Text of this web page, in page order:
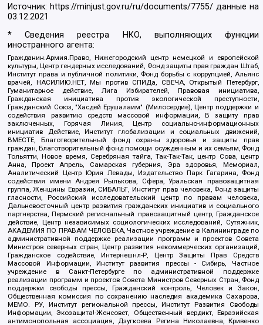
Источник: https://minjust.gov.ru/ru/documents/7755/ данные на
03.12.2021
* Сведения реестра НКО, выполняющих функции
иностранного агента:
Гражданин.Армия.Право, Нижегородский центр немецкой и европейской
культуры, Центр гендерных исследований, Фонд защиты прав граждан Штаб,
Институт права и публичной политики, Фонд борьбы с коррупцией, Альянс
врачей, НАСИЛИЮ.НЕТ, Мы против СПИДа, СВЕЧА, Открытый Петербург,
Гуманитарное действие, Лига Избирателей, Правовая инициатива,
Гражданская инициатива против экологической преступности,
Гражданский Союз, "Хасдей Ерушалаим" (Милосердие), Центр поддержки и
содействия развитию средств массовой информации, В защиту прав
заключенных, Горячая Линия, Центр социально-информационных
инициатив Действие, Институт глобализации и социальных движений,
ВМЕСТЕ, Благотворительный фонд охраны здоровья и защиты прав
граждан, Благотворительный фонд помощи осужденным и их семьям, Фонд
Тольятти, Новое время, Серебряная тайга, Так-Так-Так, центр Сова, центр
Анна, Проект Апрель, Самарская губерния, Эра здоровья, Мемориал,
Аналитический Центр Юрия Левады, Издательство Парк Гагарина, Фонд
содействия имени Андрея Рылькова, Сфера, Уральская правозащитная
группа, Женщины Евразии, СИБАЛЬТ, Институт прав человека, Фонд защиты
гласности, Российский исследовательский центр по правам человека,
Дальневосточный центр развития гражданских инициатив и социального
партнерства, Пермский региональный правозащитный центр, Гражданское
действие, Центр независимых социологических исследований, Сутяжник,
АКАДЕМИЯ ПО ПРАВАМ ЧЕЛОВЕКА, Частное учреждение в Калининграде по
административной поддержке реализации программ и проектов Совета
Министров северных стран, Центр развития некоммерческих организаций,
Гражданское содействие, Интернешнл-Р, Центр Защиты Прав Средств
Массовой Информации, Институт развития прессы - Сибирь, Частное
учреждение в Санкт-Петербурге по административной поддержке
реализации программ и проектов Совета Министров Северных Стран, Фонд
поддержки свободы прессы, Гражданский контроль, Человек и Закон,
Общественная комиссия по сохранению наследия академика Сахарова,
МЕМО. РУ, Институт региональной прессы, Институт Развития Свободы
Информации, Экозащита!-Женсовет, Общественный вердикт, Евразийская
антимонопольная ассоциация, Дзугкоева Регина Николаевна, Кривенко